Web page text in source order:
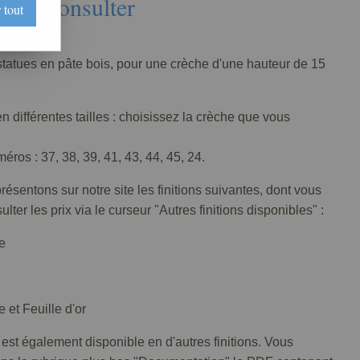
consulter
en pâte bois, pour une crèche d'une hauteur de 15
différentes tailles : choisissez la crèche que vous
: 37, 38, 39, 41, 43, 44, 45, 24.
sur notre site les finitions suivantes, dont vous
les prix via le curseur "Autres finitions disponibles" :
et Feuille d'or
également disponible en d'autres finitions. Vous
tout